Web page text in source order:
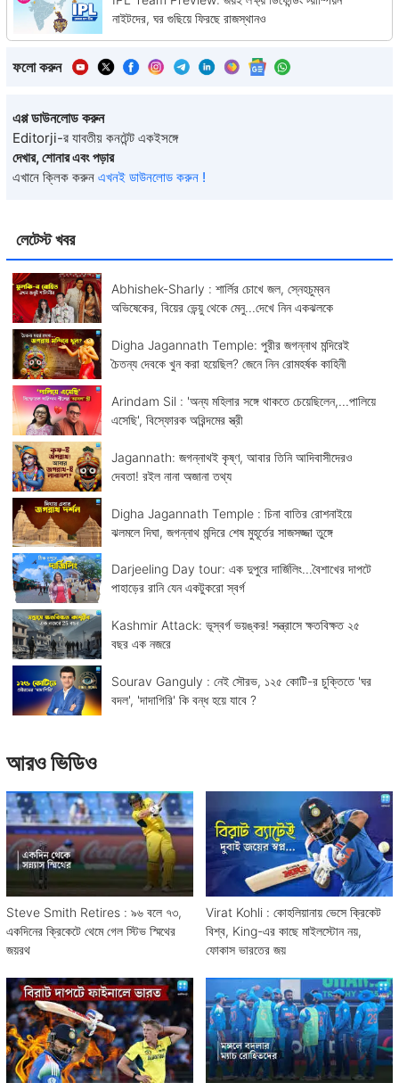
লেটেস্ট খবর
Abhishek-Sharly : শার্লির চোখে জল, স্নেহচুম্বন
অভিষেকের, বিয়ের ভেন্য়ু থেকে মেনু...দেখে নিন একঝলকে
Digha Jagannath Temple: পুরীর জগন্নাথ মন্দিরেই
চৈতন্য দেবকে খুন করা হয়েছিল? জেনে নিন রোমহর্ষক কাহিনী
Arindam Sil : 'অন্য মহিলার সঙ্গে থাকতে চেয়েছিলেন,...পালিয়ে
এসেছি', বিস্ফোরক অরিন্দমের স্ত্রী
Jagannath: জগন্নাথই কৃষ্ণ, আবার তিনি আদিবাসীদেরও
দেবতা! রইল নানা অজানা তথ্য
Digha Jagannath Temple : চিনা বাতির রোশনাইয়ে
ঝলমলে দিঘা, জগন্নাথ মন্দিরে শেষ মুহূর্তের সাজসজ্জা তুঙ্গে
Darjeeling Day tour: এক দুপুরে দার্জিলিং...বৈশাখের দাপটে
পাহাড়ের রানি যেন একটুকরো স্বর্গ
Kashmir Attack: ভূস্বর্গ ভয়ঙ্কর! সন্ত্রাসে ক্ষতবিক্ষত ২৫
বছর এক নজরে
Sourav Ganguly : নেই সৌরভ, ১২৫ কোটি-র চুক্তিতে 'ঘর
বদল', 'দাদাগিরি' কি বন্ধ হয়ে যাবে ?
নাইটদের, ঘর গুছিয়ে ফিরছে রাজস্থানও
ফলো করুন
এপ্প ডাউনলোড করুন
Editorji-র যাবতীয় কনটেন্ট একইসঙ্গে
দেখার, শোনার এবং পড়ার
এখানে ক্লিক করুন এখনই ডাউনলোড করুন !
আরও ভিডিও
Steve Smith Retires : ৯৬ বলে ৭৩,
একদিনের ক্রিকেটে থেমে গেল স্টিভ স্মিথের
জয়রথ
Virat Kohli : কোহলিয়ানায় ভেসে ক্রিকেট
বিশ্ব, King-এর কাছে মাইলস্টোন নয়,
ফোকাস ভারতের জয়